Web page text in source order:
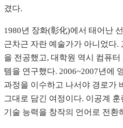
겼다.
1980년 장화(彰化)에서 태어난
근차근 자란 예술가가 아니었다.
을 전공했고, 대학원 역시 컴퓨
템을 연구했다. 2006~2007년에
과정을 이수하고 나서야 경로가
그대로 담긴 여정이다. 이공계
기술 능력을 창작의 언어로 전환